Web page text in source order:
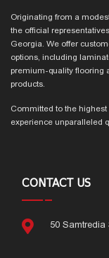
Originating from a
the official
Georgia. We offer
options, including
premium-quality flooring
products.
Committed to the
experience unparalleled
CONTACT US
50 Samtredia